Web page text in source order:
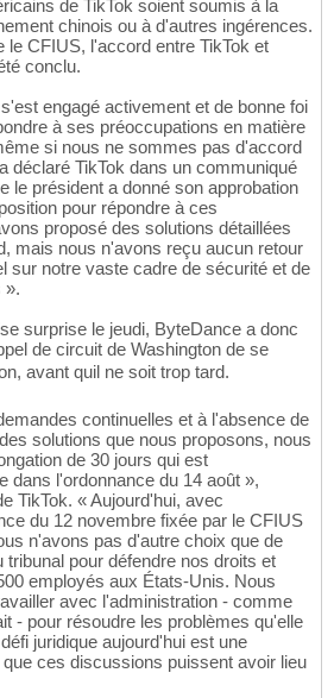
de TikTok soient soumis à la
chinois ou à d'autres ingérences.
le CFIUS, l'accord entre TikTok et
conclu.
engagé activement et de bonne foi
à ses préoccupations en matière
si nous ne sommes pas d'accord
déclaré TikTok dans un communiqué
le président a donné son approbation
pour répondre à ces
proposé des solutions détaillées
mais nous n'avons reçu aucun retour
sur notre vaste cadre de sécurité et de
».
surprise le jeudi, ByteDance a donc
de circuit de Washington de se
avant quil ne soit trop tard.
continuelles et à l'absence de
solutions que nous proposons, nous
de 30 jours qui est
dans l'ordonnance du 14 août »,
TikTok. « Aujourd'hui, avec
du 12 novembre fixée par le CFIUS
n'avons pas d'autre choix que de
tribunal pour défendre nos droits et
employés aux États-Unis. Nous
avec l'administration - comme
- pour résoudre les problèmes qu'elle
juridique aujourd'hui est une
ces discussions puissent avoir lieu